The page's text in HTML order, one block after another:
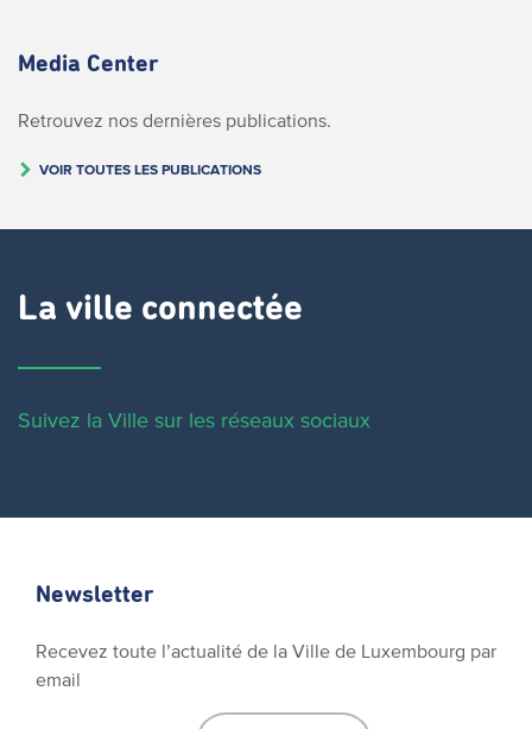
Media Center
Retrouvez nos dernières publications.
VOIR TOUTES LES PUBLICATIONS
La ville connectée
Suivez la Ville sur les réseaux sociaux
Newsletter
Recevez toute l’actualité de la Ville de Luxembourg par
email